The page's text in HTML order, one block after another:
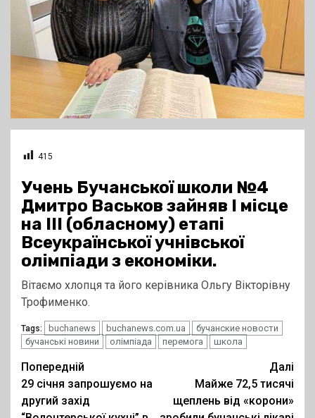
415
Учень Бучанської школи №4
Дмитро Васьков зайняв І місце
на ІІІ (обласному) етапі
Всеукраїнської учнівської
олімпіади з економіки.
Вітаємо хлопця та його керівника Ольгу Вікторівну
Трофименко.
Tags: buchanews buchanews.com.ua
бучанские новости
бучанські новини
олімпіада перемога школа
Post
navigation
Попередній
29 січня запрошуємо на
другий захід
Далі
Майже 72,5 тисячі
щеплень від «корони»